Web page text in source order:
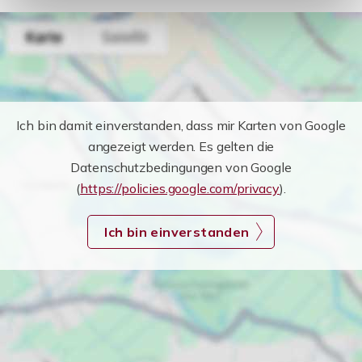
Ich bin damit einverstanden, dass mir Karten von Google
angezeigt werden. Es gelten die
Datenschutzbedingungen von Google
(https://policies.google.com/privacy).
Ich bin einverstanden